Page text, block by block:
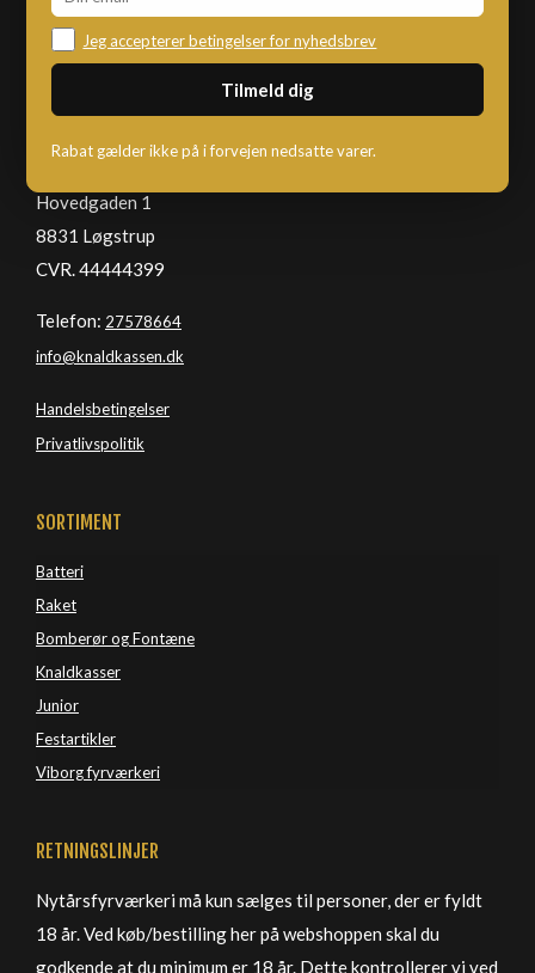
KNALDKASSEN
Hovedgaden 1
8831 Løgstrup
CVR. 44444399
Telefon: 27578664
info@knaldkassen.dk
Handelsbetingelser
Privatlivspolitik
SORTIMENT
Batteri
Raket
Bomberør og Fontæne
Knaldkasser
Junior
Festartikler
Viborg fyrværkeri
RETNINGSLINJER
Nytårsfyrværkeri må kun sælges til personer, der er fyldt
18 år. Ved køb/bestilling her på webshoppen skal du
godkende at du minimum er 18 år. Dette kontrollerer vi ved
Jeg accepterer betingelser for nyhedsbrev
Rabat gælder ikke på i forvejen nedsatte varer.